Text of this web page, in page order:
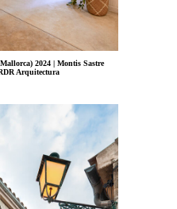
2024 | Montis Sastre
Arquitectura